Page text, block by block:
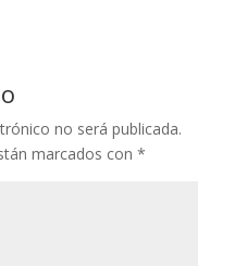
m p
p
ti
r
no será publicada.
marcados con *